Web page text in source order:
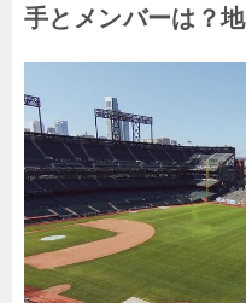
手とメンバーは？